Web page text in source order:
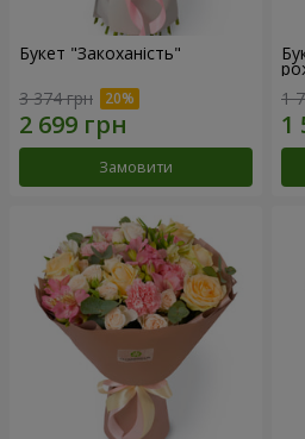
Букет "Закоханість"
3 374 грн
Замовити
1